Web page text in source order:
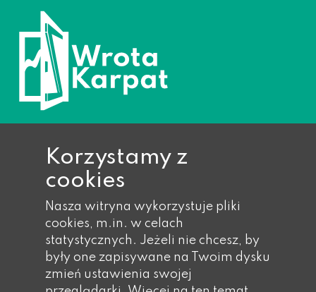
Ropa 733, 38-312 Ropa
Telefon: 018 353 40 14,
018 353 40 17,
018 353 41 wew. 21
Faks: 018 353 41 wew. 55
Email: gmina@eu-ropa.pl
Korzystamy z
cookies
Nasza witryna wykorzystuje pliki
cookies, m.in. w celach
statystycznych. Jeżeli nie chcesz, by
były one zapisywane na Twoim dysku
zmień ustawienia swojej